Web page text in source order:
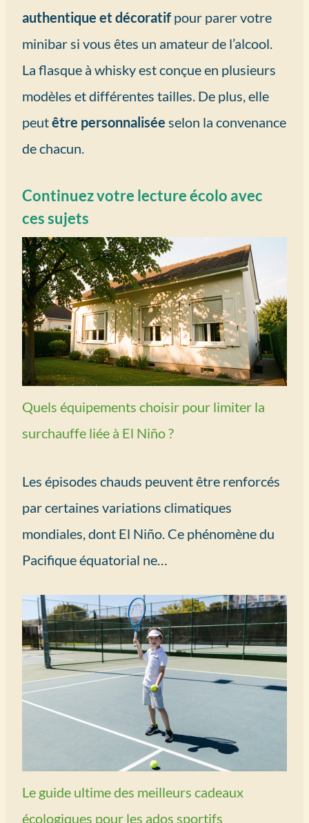
authentique et décoratif pour parer votre
minibar si vous êtes un amateur de l’alcool.
La flasque à whisky est conçue en plusieurs
modèles et différentes tailles. De plus, elle
peutêtre personnalisée selon la convenance
de chacun.
Continuez votre lecture écolo avec
ces sujets
Quels équipements choisir pour limiter la
surchauffe liée à El Niño ?
Les épisodes chauds peuvent être renforcés
par certaines variations climatiques
mondiales, dont El Niño. Ce phénomène du
Pacifique équatorial ne…
Le guide ultime des meilleurs cadeaux
écologiques pour les ados sportifs